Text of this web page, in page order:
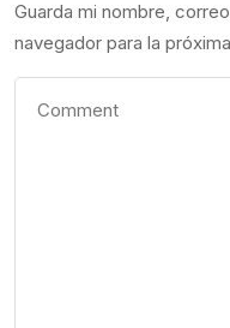
Guarda mi nombre,
navegador para la